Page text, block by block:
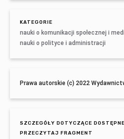
KATEGORIE
nauki o komunikacji społecznej i
nauki o polityce i administracji
Prawa autorskie (c) 2022
SZCZEGÓŁY DOTYCZĄCE
PRZECZYTAJ FRAGMENT